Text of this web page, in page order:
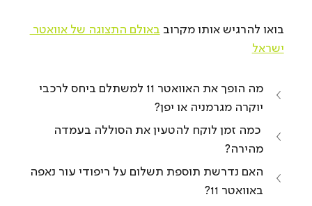
בואו להרגיש אותו מקרוב באולם התצוגה של אוואטר
ישראל
מה הופך את האוואטר 11 למשתלם ביחס לרכבי
יוקרה מגרמניה או יפן?
כמה זמן לוקח להטעין את הסוללה בעמדה
מהירה?
האם נדרשת תוספת תשלום על ריפודי עור נאפה
באוואטר 11?